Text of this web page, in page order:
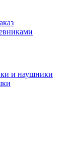
и наушники